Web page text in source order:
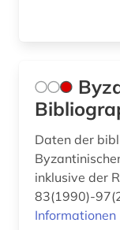
Daten der
inklusive der
83(1990)-
Informationen